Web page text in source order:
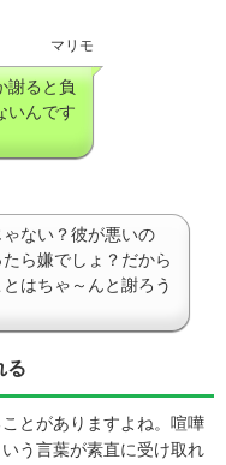
マリモ
謝ると負
いんです
ない？彼が悪いの
ら嫌でしょ？だから
はちゃ～んと謝ろう
る
とがありますよね。喧嘩
う言葉が素直に受け取れ